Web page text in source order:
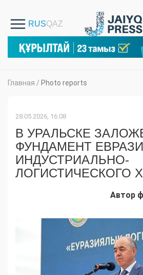
Главная / Photo reports
28.05.2026, 16:08
В УРАЛЬСКЕ
ФУНДАМЕНТ
ИНДУСТРИАЛЬНО-
ЛОГИСТИЧЕСКОГО
Автор